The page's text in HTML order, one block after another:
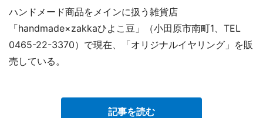
ハンドメード商品をメインに扱う雑貨店
「handmade×zakkaひよこ豆」（小田原市南町1、TEL
0465-22-3370）で現在、「オリジナルイヤリング」を販
売している。
記事を読む